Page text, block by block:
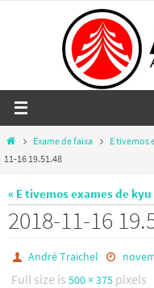
HomeExame de faixa E tivemos
11-16 19.51.48
« E tivemos exames de
2018-11-16
André Traichel
Full size is 500 × 375 pixels